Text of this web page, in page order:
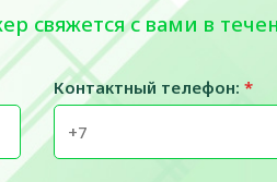
свяжется с вами в
Контактный телефон: *